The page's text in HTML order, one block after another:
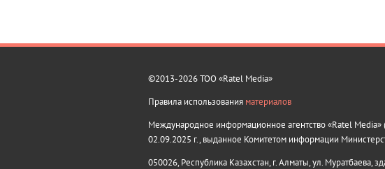
©2013-2026 ТОО «Ratel Media»
Правила использования материалов
Международное информационное агентство «Ratel Media»
02.09.2025 г., выданное Комитетом информации
050026, Республика Казахстан, г. Алматы, ул. Муратбаева,